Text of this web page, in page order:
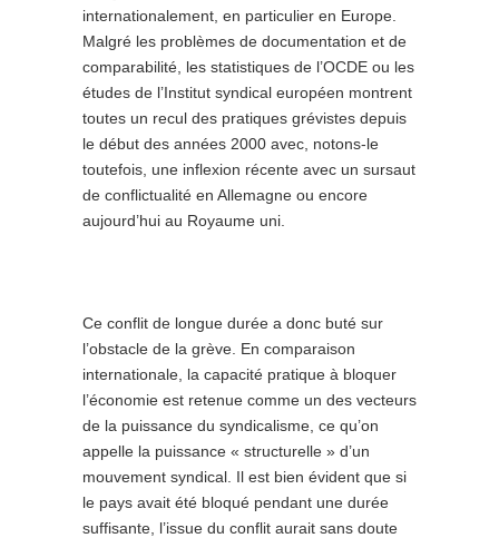
internationalement, en particulier en Europe.
Malgré les problèmes de documentation et de
comparabilité, les statistiques de l’OCDE ou les
études de l’Institut syndical européen montrent
toutes un recul des pratiques grévistes depuis
le début des années 2000 avec, notons-le
toutefois, une inflexion récente avec un sursaut
de conflictualité en Allemagne ou encore
aujourd’hui au Royaume uni.
Ce conflit de longue durée a donc buté sur
l’obstacle de la grève. En comparaison
internationale, la capacité pratique à bloquer
l’économie est retenue comme un des vecteurs
de la puissance du syndicalisme, ce qu’on
appelle la puissance « structurelle » d’un
mouvement syndical. Il est bien évident que si
le pays avait été bloqué pendant une durée
suffisante, l’issue du conflit aurait sans doute